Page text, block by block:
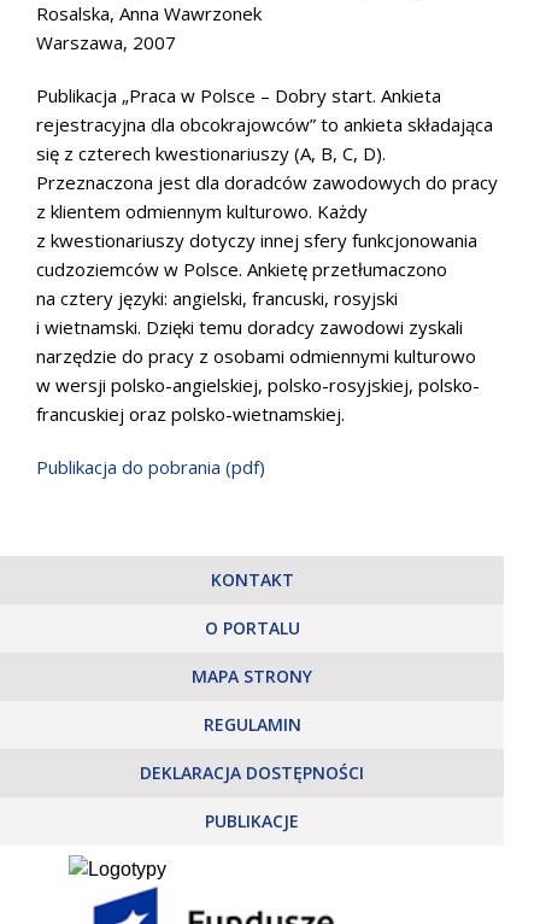
Rosalska, Anna Wawrzonek
Warszawa, 2007
Publikacja „Praca w Polsce – Dobry start. Ankieta
rejestracyjna dla obcokrajowców” to ankieta składająca
się z czterech kwestionariuszy (A, B, C, D).
Przeznaczona jest dla doradców zawodowych do pracy
z klientem odmiennym kulturowo. Każdy
z kwestionariuszy dotyczy innej sfery funkcjonowania
cudzoziemców w Polsce. Ankietę przetłumaczono
na cztery języki: angielski, francuski, rosyjski
i wietnamski. Dzięki temu doradcy zawodowi zyskali
narzędzie do pracy z osobami odmiennymi kulturowo
w wersji polsko-angielskiej, polsko-rosyjskiej, polsko-
francuskiej oraz polsko-wietnamskiej.
Publikacja do pobrania (pdf)
KONTAKT
O PORTALU
MAPA STRONY
REGULAMIN
DEKLARACJA DOSTĘPNOŚCI
PUBLIKACJE